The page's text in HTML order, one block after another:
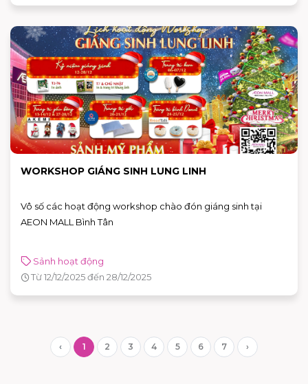
WORKSHOP GIÁNG SINH LUNG LINH
Vô số các hoạt động workshop chào đón giáng sinh tại
AEON MALL Bình Tân
Sảnh hoạt động
Từ 12/12/2025 đến 28/12/2025
‹ 1 2 3 4 5 6 7 ›